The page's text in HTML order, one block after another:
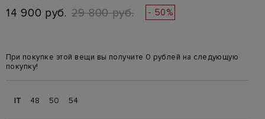
14 900 руб. 29 800 руб. - 50%
При покупке этой вещи вы получите 0 рублей на следующую
покупку!
IT 48 50 54